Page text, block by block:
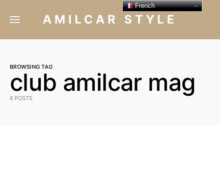
AMILCAR STYLE
BROWSING TAG
club amilcar mag
6 POSTS
French